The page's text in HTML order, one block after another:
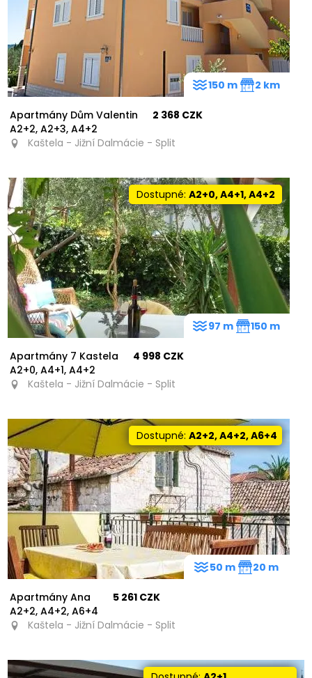
Apartmány Dům Valentin
A2+2, A2+3, A4+2
2 368 CZK
Kaštela - Jižní Dalmácie - Split
150 m 2 km
Dostupné: A2+0, A4+1, A4+2
Apartmány 7 Kastela
A2+0, A4+1, A4+2
4 998 CZK
Kaštela - Jižní Dalmácie - Split
97 m 150 m
Dostupné: A2+2, A4+2, A6+4
Apartmány Ana
A2+2, A4+2, A6+4
5 261 CZK
Kaštela - Jižní Dalmácie - Split
50 m 20 m